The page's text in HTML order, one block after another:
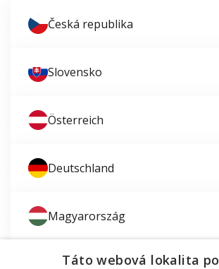
Česká republika
Slovensko
Österreich
Deutschland
Magyarország
Táto webová lokalita